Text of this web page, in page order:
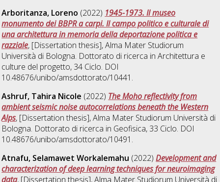
Arboritanza, Loreno (2022) 1945-1973. Il museo
monumento dei BBPR a carpi. Il campo politico e culturale di
una architettura in memoria della deportazione politica e
razziale, [Dissertation thesis], Alma Mater Studiorum
Università di Bologna. Dottorato di ricerca inArchitettura e
culture del progetto, 34 Ciclo. DOI
10.48676/unibo/amsdottorato/10441.
Ashruf, Tahira Nicole (2022) The Moho reflectivity from
ambient seismic noise autocorrelations beneath the Western
Alps, [Dissertation thesis], Alma Mater Studiorum Università di
Bologna. Dottorato di ricerca in Geofisica, 33 Ciclo. DOI
10.48676/unibo/amsdottorato/10491.
Atnafu, Selamawet Workalemahu (2022)Development and
characterization of deep learning techniques for neuroimaging
data, [Dissertation thesis], Alma Mater Studiorum Università di